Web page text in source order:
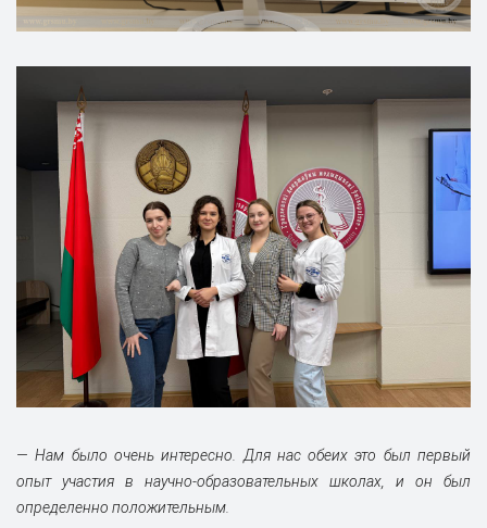
— Нам было очень интересно. Для нас обеих это был первый
опыт участия в научно-образовательных школах, и он был
определенно положительным.